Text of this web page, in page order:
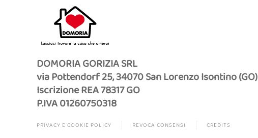
DOMORIA GORIZIA SRL
via Pottendorf 25, 34070 San Lorenzo Isontino (GO)
Iscrizione REA 78317 GO
P.IVA 01260750318
PRIVACY E COOKIE POLICY REVOCA CONSENSI CREDITS